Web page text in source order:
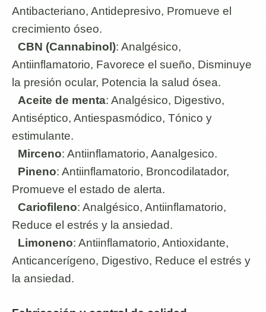
Antibacteriano, Antidepresivo, Promueve el
crecimiento óseo.
CBN (Cannabinol): Analgésico,
Antiinflamatorio, Favorece el sueño, Disminuye
la presión ocular, Potencia la salud ósea.
Aceite de menta: Analgésico, Digestivo,
Antiséptico, Antiespasmódico, Tónico y
estimulante.
Mirceno: Antiinflamatorio, Aanalgesico.
Pineno: Antiinflamatorio, Broncodilatador,
Promueve el estado de alerta.
Cariofileno: Analgésico, Antiinflamatorio,
Reduce el estrés y la ansiedad.
Limoneno: Antiinflamatorio, Antioxidante,
Anticancerígeno, Digestivo, Reduce el estrés y
la ansiedad.